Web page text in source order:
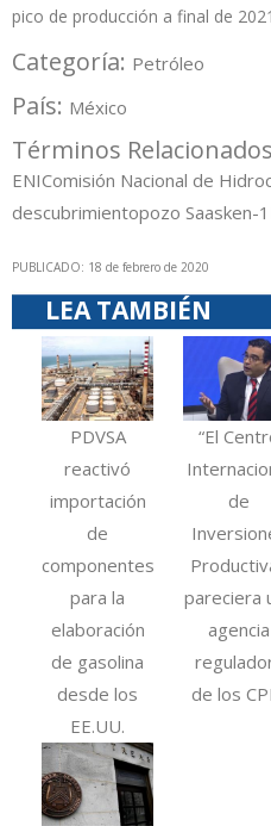
pico de producción a final de
Categoría: Petróleo
País: México
Términos
ENIComisión Nacional de
descubrimientopozo Saasken-
PUBLICADO: 18 de febrero de 2020
LEA TAMBIÉN
PDVSA
reactivó
importación
de
componentes
para la
elaboración
de gasolina
desde los
EE.UU.
“El
de
pareciera
agencia
de los